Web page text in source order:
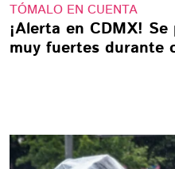
TÓMALO EN CUENTA
¡Alerta en CDMX!
muy fuertes durante